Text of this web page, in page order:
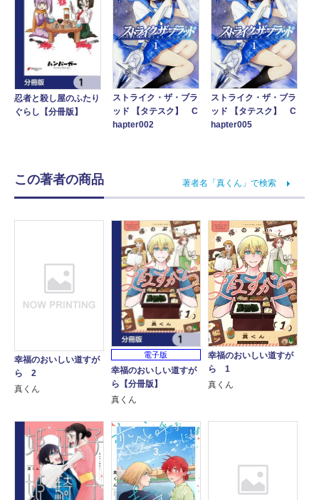
忍者と殺し屋のふたり
ぐらし【分冊版】
ストライク・ザ・ブラ
ッド 【タテスク】 C
hapter002
ストライク・ザ・ブラ
ッド 【タテスク】 C
hapter005
この著者の商品 著者名「真くん」で検索
幸福のおいしい道すが
ら 2
真くん
電子版
幸福のおいしい道すが
ら【分冊版】
真くん
幸福のおいしい道すが
ら 1
真くん